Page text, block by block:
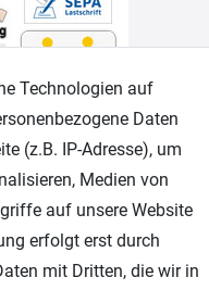
Technologien auf
Daten
(z.B. IP-Adresse), um
Medien von
auf unsere Website
erfolgt erst durch
mit Dritten, die wir in